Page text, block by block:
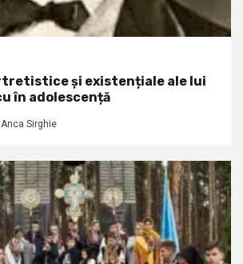
și existențiale ale lui
în adolescență
Anca Sirghie